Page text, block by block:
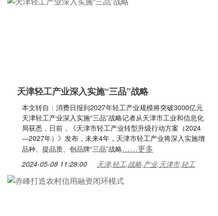
天津轻工产业深入实施“三品”战略
本文转自：消费日报到2027年轻工产业规模将突破3000亿元
天津轻工产业深入实施“三品”战略记者从天津市工业和信息化
局获悉，日前，《天津市轻工产业转型升级行动方案（2024
—2027年）》发布，未来4年，天津市轻工产业将深入实施增
品种、提品质、创品牌“三品”战略……更多
2024-05-08 11:28:00 天津,轻工,战略,产业,天津市,轻工